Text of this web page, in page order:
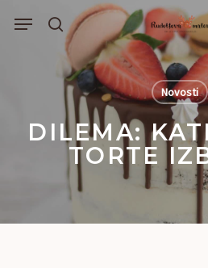
išči
Menu
Novosti
DILEMA:
TORTE